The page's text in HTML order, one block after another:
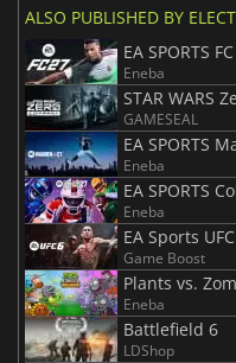
ALSO PUBLISHED BY
EA SPORTS
Eneba
STAR WARS
GAMESEAL
EA SPORTS
Eneba
EA SPORTS
Eneba
EA Sports
Game Boost
Plants vs.
Eneba
Battlefield 6
LDShop